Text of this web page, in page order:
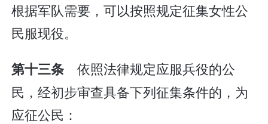
根据军队需要，可以按照规定征集女性公
民服现役。
第十三条 依照法律规定应服兵役的公
民，经初步审查具备下列征集条件的，为
应征公民：